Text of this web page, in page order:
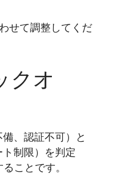
せて調整してくだ
クオ
、認証不可）と
制限）を判定
ことです。